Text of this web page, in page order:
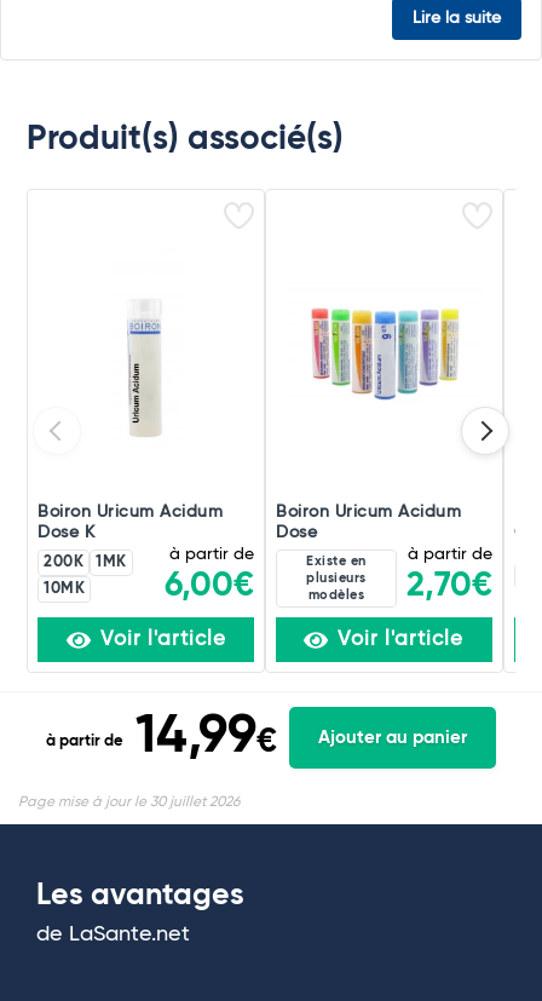
Lire la suite
Produit(s) associé(s)
Boiron Uricum Acidum
Dose K
200K
1MK
10MK
à partir de
6,00€
Voir l'article
Boiron Uricum Acidum
Dose
Existe en
plusieurs
modèles
à partir de
2,70€
Voir l'article
à partir de 14,99€ Ajouter au panier
Page mise à jour le 30 juillet 2026
Les avantages
de LaSante.net